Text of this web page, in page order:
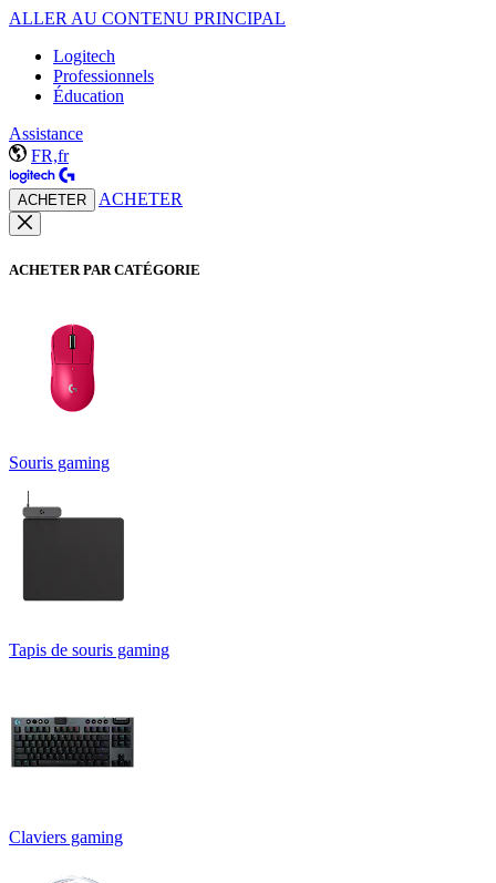
ALLER AU CONTENU PRINCIPAL
Logitech
Professionnels
Éducation
Assistance
FR,fr
ACHETER ACHETER
ACHETER PAR CATÉGORIE
Souris gaming
Tapis de souris gaming
Claviers gaming